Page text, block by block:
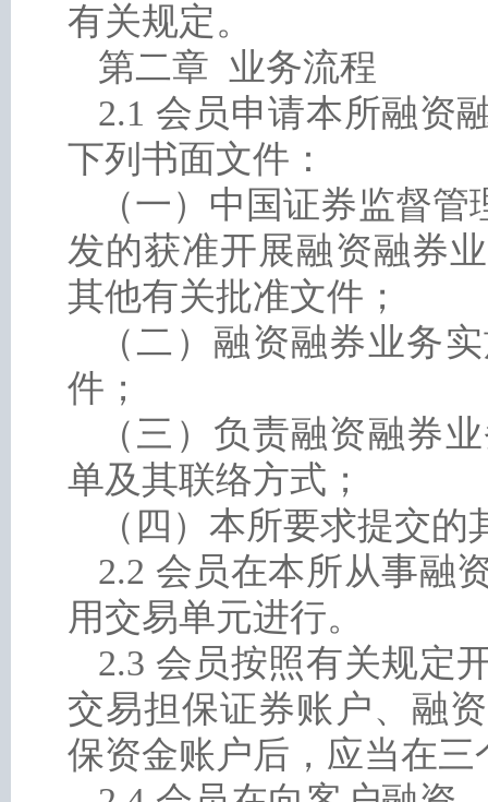
有关规定。
第二章 业务流程
2.1 会员申请本所融资
下列书面文件：
（一）中国证券监督
发的获准开展融资融券
其他有关批准文件；
（二）融资融券业务
件；
（三）负责融资融券
单及其联络方式；
（四）本所要求提交的
2.2 会员在本所从事融
用交易单元进行。
2.3 会员按照有关规定
交易担保证券账户、融
保资金账户后，应当在